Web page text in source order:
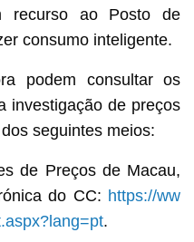
recurso ao Posto de
consumo inteligente.
podem consultar os
investigação de preços
seguintes meios:
de Preços de Macau,
do CC: https://ww
.